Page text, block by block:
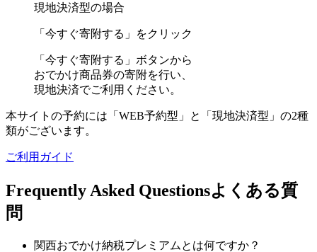
現地決済型の場合
「今すぐ寄附する」をクリック
「今すぐ寄附する」ボタンから
おでかけ商品券の寄附を行い、
現地決済でご利用ください。
本サイトの予約には「WEB予約型」と「現地決済型」の2種
類がございます。
ご利用ガイド
Frequently Asked Questionsよくある質
問
関西おでかけ納税プレミアムとは何ですか？